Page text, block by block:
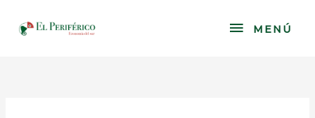
content
MENÚ
MENÚ